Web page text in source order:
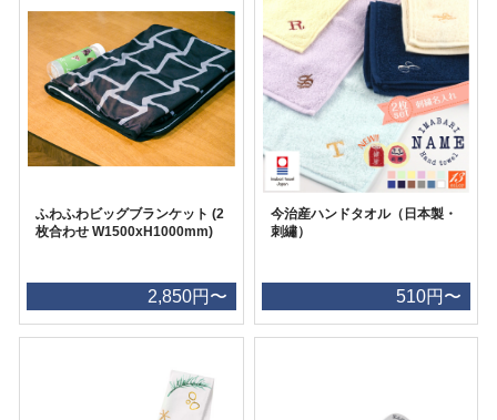
ふわふわビッグブランケット (2
枚合わせ W1500xH1000mm)
2,850円〜
今治産ハンドタオル（日本製・
刺繡）
510円〜